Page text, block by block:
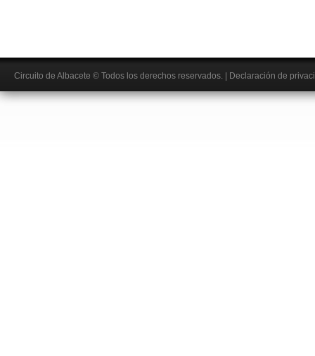
Circuito de Albacete © Todos los derechos reservados. Declaración de